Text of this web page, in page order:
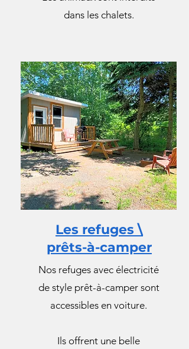
dans les chalets.
Les refuges \
prêts-à-camper
​Nos refuges avec électricité
de style prêt-à-camper sont
accessibles en voiture.
Ils offrent une belle